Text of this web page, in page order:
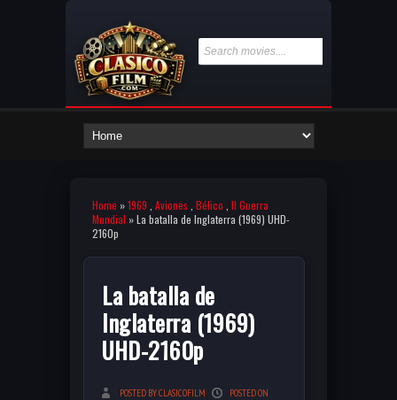
Home »1969 Aviones Bélico II Guerra
Mundial » La batalla de Inglaterra (1969) UHD-
2160p
La batalla de
Inglaterra (1969)
UHD-2160p
POSTED BY CLASICOFILM
POSTED ON